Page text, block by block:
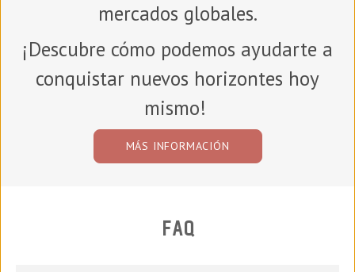
mercados globales.
¡Descubre cómo podemos ayudarte a
conquistar nuevos horizontes hoy
mismo!
MÁS INFORMACIÓN
FAQ